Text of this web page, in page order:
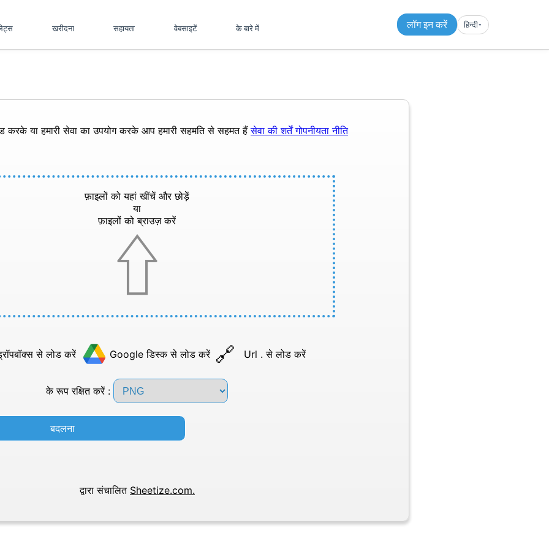
खरीदना सहायता वेबसाइटें के बारे में लॉग इन करें हिन्दी▾︎
करके या हमारी सेवा का उपयोग करके आप हमारी सहमति से सहमत हैंसेवा की शर्तेंगोपनीयता नीति
फ़ाइलों को यहां खींचें और छोड़ें
या
फ़ाइलों को ब्राउज़ करें
से लोड करें Google डिस्क से लोड करें Url . से लोड करें
के रूप रक्षित करें :
बदलना
द्वारा संचालित Sheetize.com.